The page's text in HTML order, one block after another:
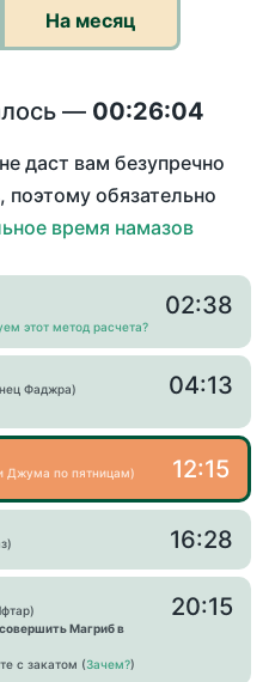
На месяц
— 00:26:04
даст вам безупречно
поэтому обязательно
время намазов
этот метод расчета?
02:38
Фаджра)
04:13
Джума по пятницам) 12:15
16:28
Магриб в
с закатом (Зачем?)
20:15